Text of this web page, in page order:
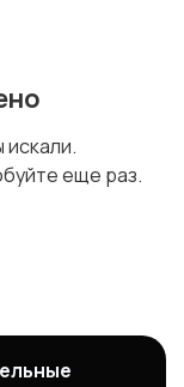
искали.
еще раз.